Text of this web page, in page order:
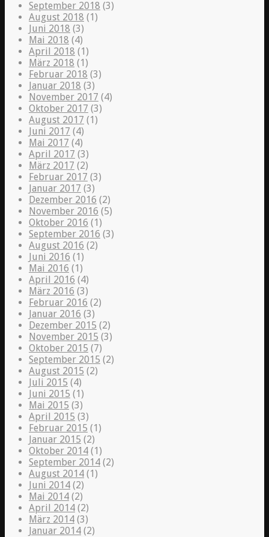
September 2018 (3)
August 2018 (1)
Juni 2018 (3)
Mai 2018 (4)
April 2018 (1)
März 2018 (1)
Februar 2018 (3)
Januar 2018 (3)
November 2017 (4)
Oktober 2017 (3)
August 2017 (1)
Juni 2017 (4)
Mai 2017 (4)
April 2017 (3)
März 2017 (2)
Februar 2017 (3)
Januar 2017 (3)
Dezember 2016 (2)
November 2016 (5)
Oktober 2016 (1)
September 2016 (3)
August 2016 (2)
Juni 2016 (1)
Mai 2016 (1)
April 2016 (4)
März 2016 (3)
Februar 2016 (2)
Januar 2016 (3)
Dezember 2015 (2)
November 2015 (3)
Oktober 2015 (7)
September 2015 (2)
August 2015 (2)
Juli 2015 (4)
Juni 2015 (1)
Mai 2015 (3)
April 2015 (3)
Februar 2015 (1)
Januar 2015 (2)
Oktober 2014 (1)
September 2014 (2)
August 2014 (1)
Juni 2014 (2)
Mai 2014 (2)
April 2014 (2)
März 2014 (3)
Januar 2014 (2)